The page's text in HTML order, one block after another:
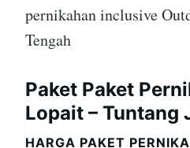
pernikahan inclusive
Tengah
Paket Paket
Lopait – Tuntang
HARGA PAKET